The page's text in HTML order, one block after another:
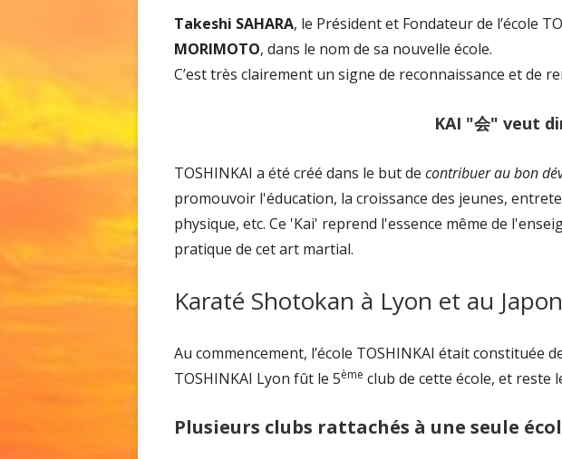
fenêtre
Takeshi SAHARA, le Président et Fondateur de l’école
MORIMOTO, dans le nom de sa nouvelle école.
C’est très clairement un signe de reconnaissance et de
KAI "会" veut
TOSHINKAI a été créé dans le but de contribuer au bon
promouvoir l'éducation, la croissance des jeunes,
physique, etc. Ce 'Kai' reprend l'essence même de
pratique de cet art martial.
Karaté Shotokan à Lyon et au Japon
Au commencement, l’école TOSHINKAI était constituée
TOSHINKAI Lyon fût le 5ème club de cette école, et reste
Plusieurs clubs rattachés à une seule